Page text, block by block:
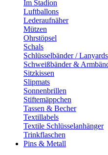
Im Stadion
Luftballons
Lederaufnäher
Mützen
Ohrstöpsel
Schals
Schlüsselbänder / Lanyards
Schweißbänder &
Sitzkissen
Slipmats
Sonnenbrillen
Stiftemäppchen
Tassen & Becher
Textillabels
Textile Schlüsselanhänger
Trinkflaschen
Pins & Metall